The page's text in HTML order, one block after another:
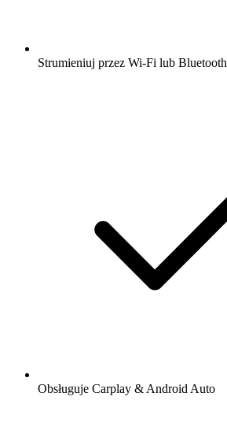
Strumieniuj przez Wi-Fi lub Bluetooth
Obsługuje Carplay & Android Auto